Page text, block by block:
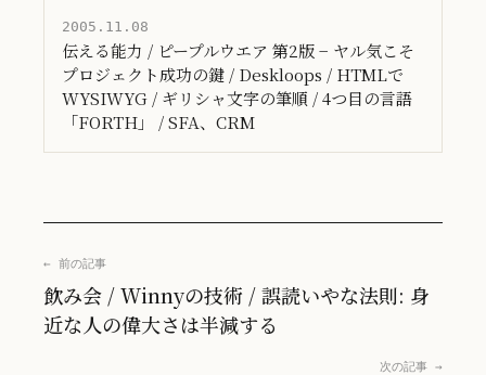
2005.11.08
伝える能力 / ピープルウエア 第2版 − ヤル気こそ
プロジェクト成功の鍵 / Deskloops / HTMLで
WYSIWYG / ギリシャ文字の筆順 / 4つ目の言語
「FORTH」 / SFA、CRM
← 前の記事
飲み会 / Winnyの技術 / 誤読いやな法則: 身
近な人の偉大さは半減する
次の記事 →